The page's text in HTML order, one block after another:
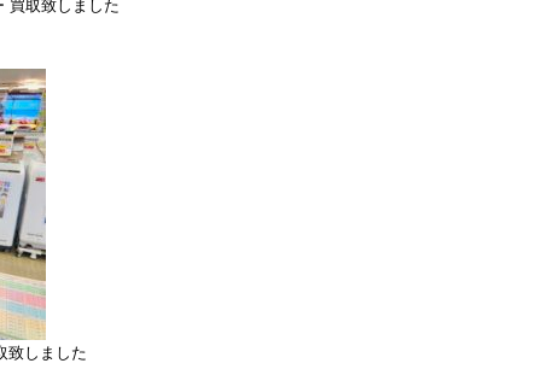
買取致しました
致しました